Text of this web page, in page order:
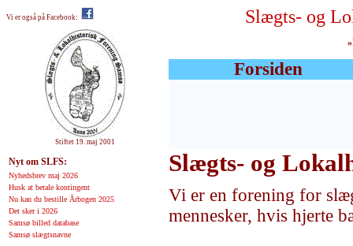
Vi er også på Facebook:
Stiftet 19. maj 2001
Nyt om SLFS:
Nyhedsbrev maj 2026
Husk at betale kontingent
Nu kan du bestille Årbogen 2025
Det sker i 2026
Samsø billed database
Samsø slægtsnavne
Slægts- og
Forsiden
Slægts- og
Vi er en forening for
mennesker, hvis hjerte